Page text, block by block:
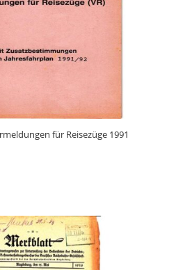
für Reisezüge 1991